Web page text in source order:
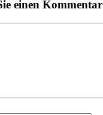
einen Kommentar